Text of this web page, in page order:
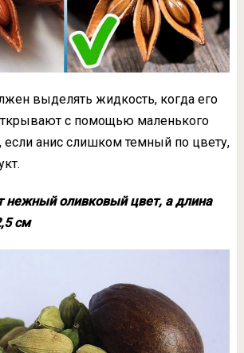
выделять жидкость, когда его
с помощью маленького
анис слишком темный по цвету,
нежный оливковый цвет, а длина
см